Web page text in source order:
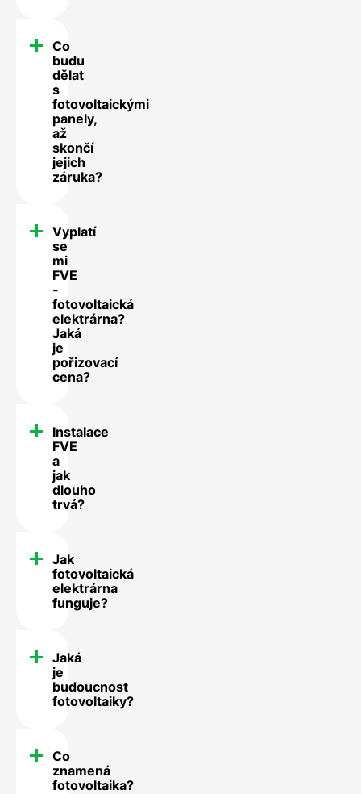
Co
budu
dělat
s
fotovoltaickými
panely,
až
skončí
jejich
záruka?
Vyplatí
se
mi
FVE
-
fotovoltaická
elektrárna?
Jaká
je
pořizovací
cena?
Instalace
FVE
a
jak
dlouho
trvá?
Jak
fotovoltaická
elektrárna
funguje?
Jaká
je
budoucnost
fotovoltaiky?
Co
znamená
fotovoltaika?